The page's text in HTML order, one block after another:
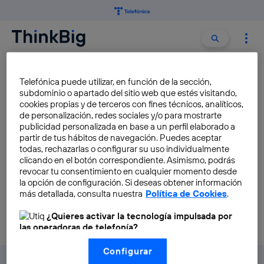
Buscar
SAN MARINO
San Marino será la primera
ciudad europea con 5G
Lucía Gavilán Rivillas
Telefónica puede utilizar, en función de la sección,
subdominio o apartado del sitio web que estés visitando,
cookies propias y de terceros con fines técnicos, analíticos,
de personalización, redes sociales y/o para mostrarte
publicidad personalizada en base a un perfil elaborado a
partir de tus hábitos de navegación. Puedes aceptar
todas, rechazarlas o configurar su uso individualmente
clicando en el botón correspondiente. Asimismo, podrás
revocar tu consentimiento en cualquier momento desde
la opción de configuración. Si deseas obtener información
más detallada, consulta nuestra Política de Cookies.
¿Quieres activar la tecnología impulsada por
las operadoras de telefonía?
Nosotros, Telefónica S.A., utilizamos la tecnología Utiq para
realizar nuestras acciones de marketing digital o análisis
Configurar